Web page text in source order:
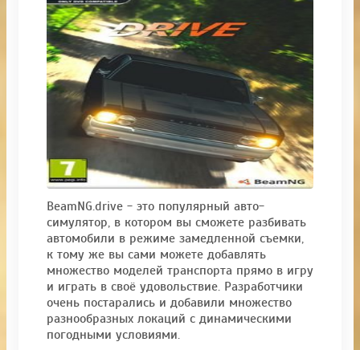
BeamNG.drive - это популярный авто-
симулятор, в котором вы сможете разбивать
автомобили в режиме замедленной съемки,
к тому же вы сами можете добавлять
множество моделей транспорта прямо в игру
и играть в своё удовольствие. Разработчики
очень постарались и добавили множество
разнообразных локаций с динамическими
погодными условиями.